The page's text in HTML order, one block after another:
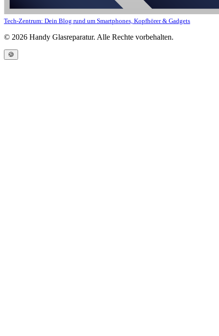
Tech-Zentrum: Dein Blog rund um Smartphones, Kopfhörer & Gadgets
© 2026 Handy Glasreparatur. Alle Rechte vorbehalten.
🍪